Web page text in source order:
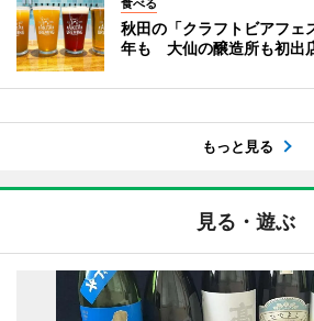
秋田の「クラフトビアフェ
年も 大仙の醸造所も初出
もっと見る
見る・遊ぶ